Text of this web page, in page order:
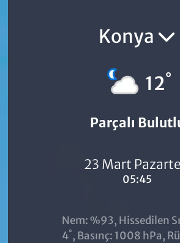
Konya
12°
Parçalı
23 Mart
05:45
Nem: %93, Hissedilen
4°, Basınç: 1008 hPa,